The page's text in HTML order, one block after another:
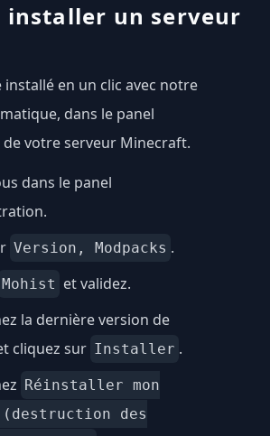
installer un serveur
en un clic avec notre
dans le panel
votre serveur Minecraft.
dans le panel
Version, Modpacks .
Mohist et validez.
la dernière version de
cliquez sur Installer .
Réinstaller mon
des